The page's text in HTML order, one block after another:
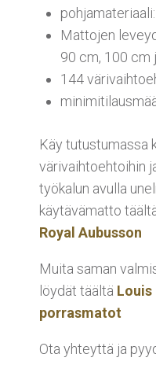
Mattojen
90 cm, 100 cm
144
Käy tutustumassa
värivaihtoehtoihin
työkalun avulla
käytävämatto
Royal Aubusson
Muita saman
löydät täältä Louis
porrasmatot
Ota yhteyttä ja